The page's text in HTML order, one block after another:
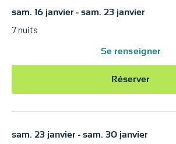
sam. 16 janvier - sam. 23 janvier
7 nuits
Se renseigner
Réserver
sam. 23 janvier - sam. 30 janvier